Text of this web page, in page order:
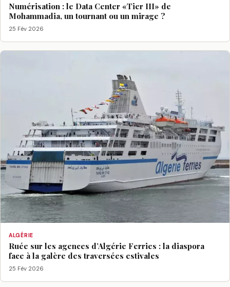
Numérisation : le Data Center «Tier III» de
Mohammadia, un tournant ou un mirage ?
25 Fév 2026
ALGÉRIE
Ruée sur les agences d’Algérie Ferries : la diaspora
face à la galère des traversées estivales
25 Fév 2026